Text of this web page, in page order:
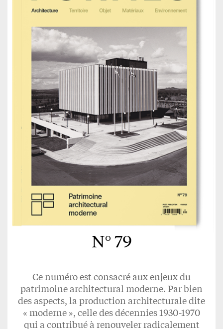
N° 79
Ce numéro est consacré aux enjeux du
patrimoine architectural moderne. Par bien
des aspects, la production architecturale dite
« moderne », celle des décennies 1930-1970
qui a contribué à renouveler radicalement